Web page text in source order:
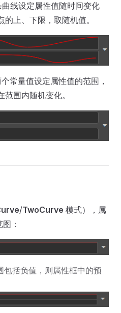
曲线设定属性值随时间变化
上、下限，取随机值。
个常量值设定属性值的范围，
围内随机变化。
/TwoCurve 模式），属
：
包括负值，则属性框中的预